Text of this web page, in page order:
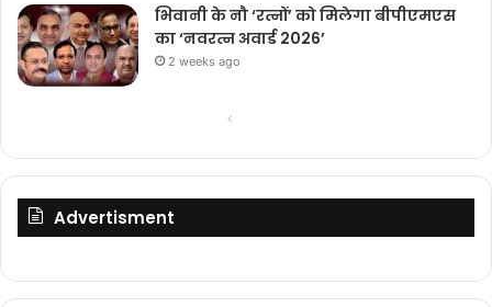
भिवानी के नौ ‘रत्नों’ को मिलेगा बीपीएमएस
का ‘नवरत्न अवार्ड 2026’
2 weeks ago
Previous
Advertisment